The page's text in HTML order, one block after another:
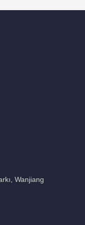
Wanjiang